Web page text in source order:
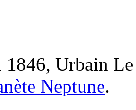
1846, Urbain
Neptune.